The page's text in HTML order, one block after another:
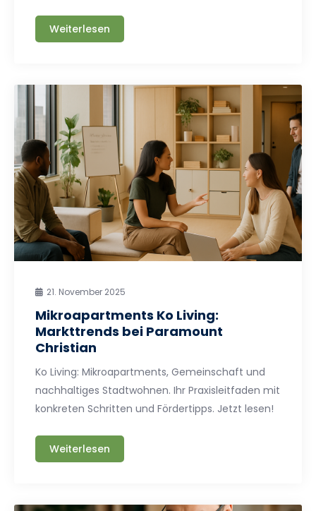
Weiterlesen
21. November 2025
Mikroapartments Ko Living:
Markttrends bei Paramount
Christian
Ko Living: Mikroapartments, Gemeinschaft und
nachhaltiges Stadtwohnen. Ihr Praxisleitfaden mit
konkreten Schritten und Fördertipps. Jetzt lesen!
Weiterlesen